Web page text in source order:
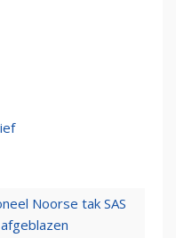
Noorse tak SAS